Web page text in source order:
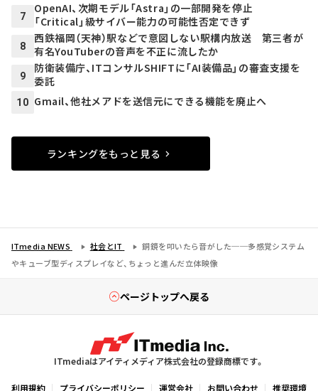
7
OpenAI、次期モデル「Astra」の一部開発を停止
「Critical」級サイバー能力の可能性否定できず
8
西鉄福岡（天神）駅などで意図しない駅構内放送 第三者が
有名YouTuberの音声を不正に流したか
9
防衛装備庁、ITコンサルSHIFTに「AI装備品」の審査支援を
委託
10 Gmail、他社メアドを送信元にできる機能を廃止へ
ランキングをもっと見る
ITmedia NEWS 社会とIT
銅鏡を叩いたら音がした──多感覚システム
やキューブ型ディスプレイなど、ちょっと進んだ立体映像
ページトップへ戻る
ITmediaはアイティメディア株式会社の登録商標です。
利用規約 プライバシーポリシー 運営会社 お問い合わせ 推奨環境